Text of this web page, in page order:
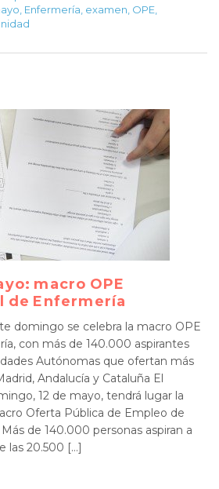
Enfermería examen OPE
macro OPE
de Enfermería
domingo se celebra la macro OPE
con más de 140.000 aspirantes
Autónomas que ofertan más
Andalucía y Cataluña El
12 de mayo, tendrá lugar la
Oferta Pública de Empleo de
de 140.000 personas aspiran a
las 20.500 […]